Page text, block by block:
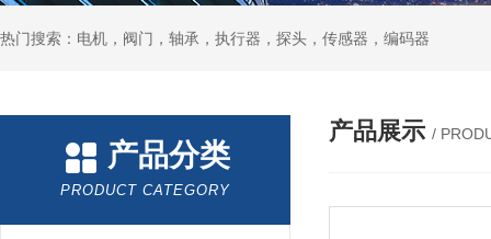
热门搜索：电机，阀门，轴承，执行器，探头，传感器，编码器
产品分类
PRODUCT CATEGORY
产品展示 /